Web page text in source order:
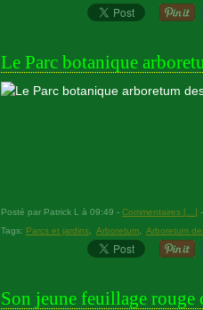
Le Parc botanique
Posté par Patrick L à 09:49 - Commentaires [ ]
Tags: Parcs et jardins Arboretum Arboretum
Son jeune feuillage rouge